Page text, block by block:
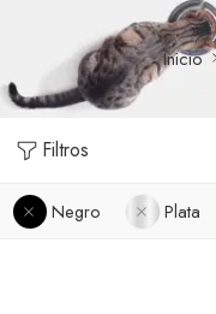
Inicio
Filtros
Negro Plata